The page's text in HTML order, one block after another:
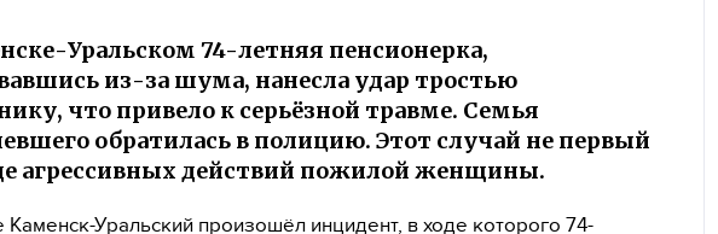
Уральском 74-летняя пенсионерка,
из-за шума, нанесла удар тростью
что привело к серьёзной травме. Семья
обратилась в полицию. Этот случай не первый
агрессивных действий пожилой женщины.
Каменск-Уральский произошёл инцидент, в ходе которого 74-